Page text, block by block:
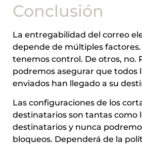
Conclusión
La entregabilidad del correo
depende de múltiples factores.
tenemos control. De otros, no.
podremos asegurar que todos
enviados han llegado a su
Las configuraciones de los
destinatarios son tantas como
destinatarios y nunca
bloqueos. Dependerá de la